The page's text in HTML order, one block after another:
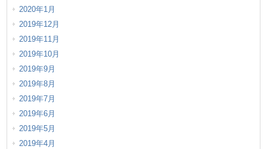
2020年1月
2019年12月
2019年11月
2019年10月
2019年9月
2019年8月
2019年7月
2019年6月
2019年5月
2019年4月